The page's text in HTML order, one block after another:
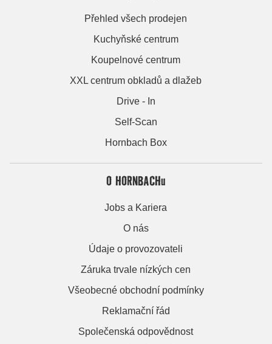
Přehled všech prodejen
Kuchyňské centrum
Koupelnové centrum
XXL centrum obkladů a dlažeb
Drive - In
Self-Scan
Hornbach Box
O HORNBACHu
Jobs a Kariera
O nás
Údaje o provozovateli
Záruka trvale nízkých cen
Všeobecné obchodní podmínky
Reklamační řád
Společenská odpovědnost